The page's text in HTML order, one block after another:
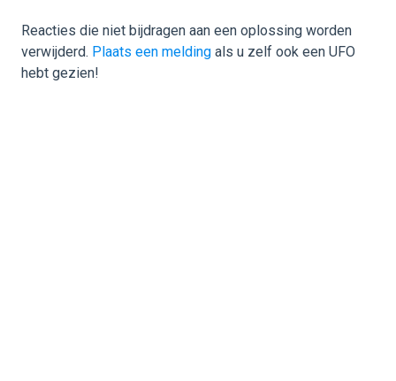
Reacties die niet bijdragen aan een oplossing worden
verwijderd. Plaats een melding als u zelf ook een UFO
hebt gezien!